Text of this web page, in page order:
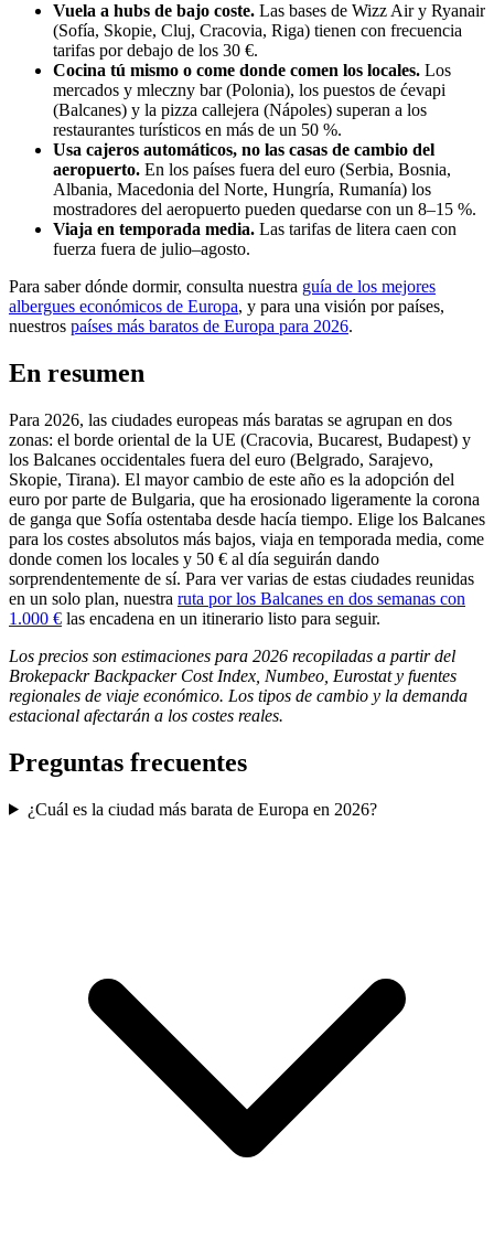
Vuela a hubs de bajo coste. Las bases de Wizz Air y Ryanair
(Sofía, Skopie, Cluj, Cracovia, Riga) tienen con frecuencia
tarifas por debajo de los 30 €.
Cocina tú mismo o come donde comen los locales. Los
mercados y mleczny bar (Polonia), los puestos de ćevapi
(Balcanes) y la pizza callejera (Nápoles) superan a los
restaurantes turísticos en más de un 50 %.
Usa cajeros automáticos, no las casas de cambio del
aeropuerto. En los países fuera del euro (Serbia, Bosnia,
Albania, Macedonia del Norte, Hungría, Rumanía) los
mostradores del aeropuerto pueden quedarse con un 8–15 %.
Viaja en temporada media. Las tarifas de litera caen con
fuerza fuera de julio–agosto.
Para saber dónde dormir, consulta nuestra guía de los mejores
albergues económicos de Europa, y para una visión por países,
nuestros países más baratos de Europa para 2026.
En resumen
Para 2026, las ciudades europeas más baratas se agrupan en dos
zonas: el borde oriental de la UE (Cracovia, Bucarest, Budapest) y
los Balcanes occidentales fuera del euro (Belgrado, Sarajevo,
Skopie, Tirana). El mayor cambio de este año es la adopción del
euro por parte de Bulgaria, que ha erosionado ligeramente la corona
de ganga que Sofía ostentaba desde hacía tiempo. Elige los Balcanes
para los costes absolutos más bajos, viaja en temporada media, come
donde comen los locales y 50 € al día seguirán dando
sorprendentemente de sí. Para ver varias de estas ciudades reunidas
en un solo plan, nuestra ruta por los Balcanes en dos semanas con
1.000 € las encadena en un itinerario listo para seguir.
Los precios son estimaciones para 2026 recopiladas a partir del
Brokepackr Backpacker Cost Index, Numbeo, Eurostat y fuentes
regionales de viaje económico. Los tipos de cambio y la demanda
estacional afectarán a los costes reales.
Preguntas frecuentes
¿Cuál es la ciudad más barata de Europa en 2026?